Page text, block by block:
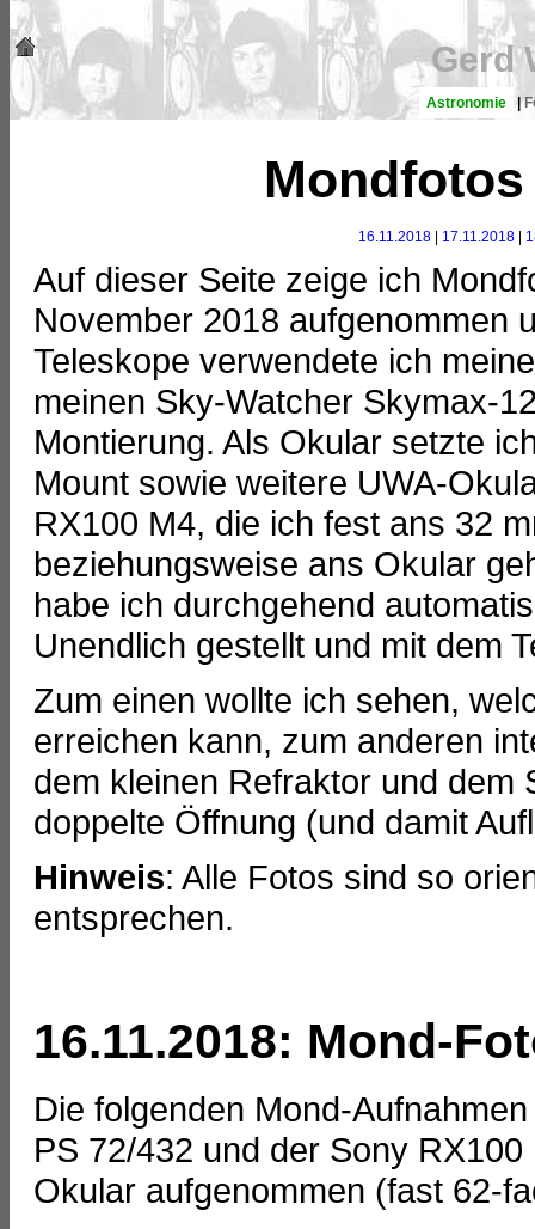
Gerd
Astronomie |
Mondfotos
16.11.2018| 17.11.2018|
Auf dieser Seite zeige ich
November 2018 aufgenommen
Teleskope verwendete ich
meinen Sky-Watcher Skymax-
Montierung. Als Okular setzte
Mount sowie weitere UWA-
RX100 M4, die ich fest ans 32
beziehungsweise ans Okular
habe ich durchgehend
Unendlich gestellt und mit dem
Zum einen wollte ich sehen,
erreichen kann, zum anderen
dem kleinen Refraktor und dem
doppelte Öffnung (und damit
Hinweis: Alle Fotos sind so
entsprechen.
16.11.2018: Mond-
Die folgenden Mond-
PS 72/432 und der Sony
Okular aufgenommen (fast 62-